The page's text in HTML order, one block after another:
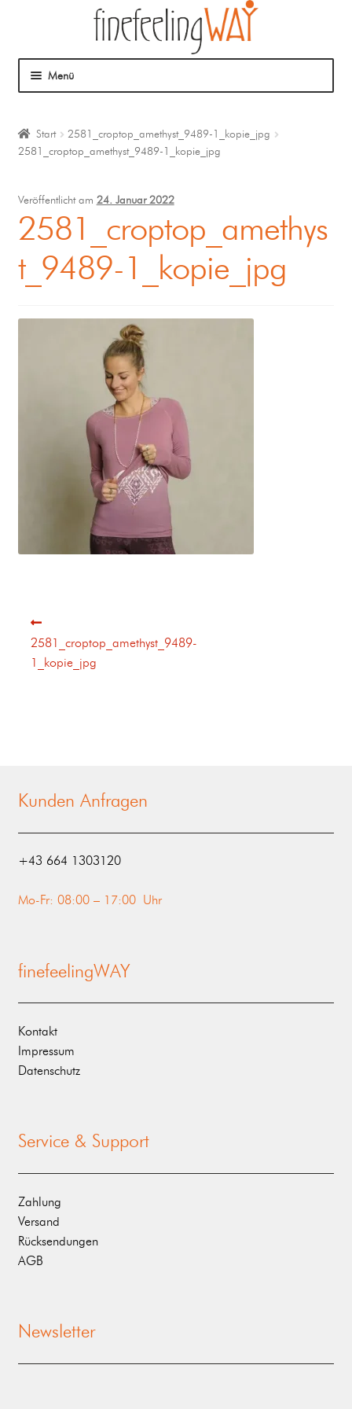
Menü
Mein Angebot
Coaching
Klangmassage
Start
2581_croptop_amethyst_9489-1_kopie_jpg
2581_croptop_amethyst_9489-1_kopie_jpg
Veröffentlicht am 24. Januar 2022
2581_croptop_amethys
t_9489-1_kopie_jpg
2581_croptop_amethyst_9489-
1_kopie_jpg
Kunden Anfragen
‭+43 664 1303120‬
Mo-Fr: 08:00 – 17:00 Uhr
finefeelingWAY
Kontakt
Impressum
Datenschutz
Service & Support
Zahlung
Versand
Rücksendungen
AGB
Newsletter